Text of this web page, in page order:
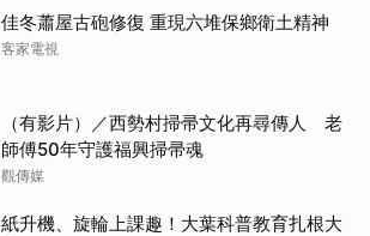
佳冬蕭屋古砲修復 重現六堆保鄉衛土精神
客家電視
（有影片）／西勢村掃帚文化再尋傳人 老
師傅50年守護福興掃帚魂
觀傳媒
紙升機、旋輪上課趣！大葉科普教育扎根大